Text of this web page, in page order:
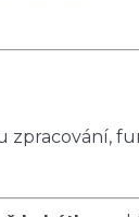
zpracování,